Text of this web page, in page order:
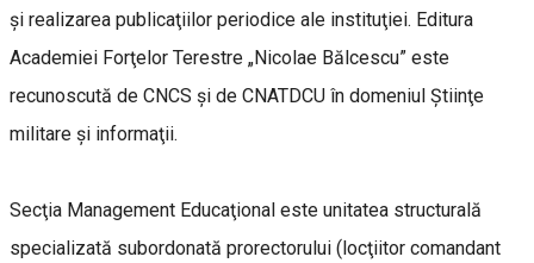
şi realizarea publicaţiilor periodice ale instituţiei. Editura
Academiei Forţelor Terestre „Nicolae Bălcescu” este
recunoscută de CNCS şi de CNATDCU în domeniul Ştiinţe
militare şi informaţii.
Secţia Management Educaţional este unitatea structurală
specializată subordonată prorectorului (locţiitor comandant